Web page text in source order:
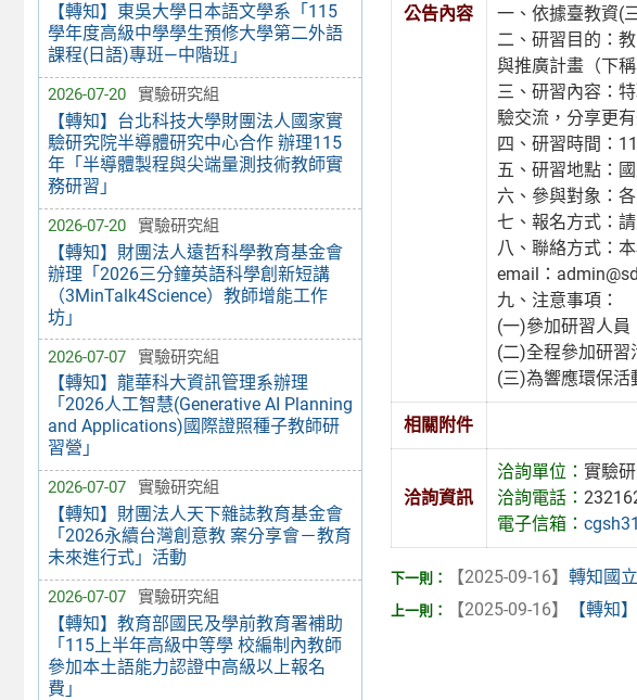
【轉知】東吳大學日本語文學系「115
學年度高級中學學生預修大學第二外語
課程(日語)專班—中階班」
2026-07-20 實驗研究組
【轉知】台北科技大學財團法人國家實
驗研究院半導體研究中心合作 辦理115
年「半導體製程與尖端量測技術教師實
務研習」
2026-07-20 實驗研究組
【轉知】財團法人遠哲科學教育基金會
辦理「2026三分鐘英語科學創新短講
（3MinTalk4Science）教師增能工作
坊」
2026-07-07 實驗研究組
【轉知】龍華科大資訊管理系辦理
「2026人工智慧(Generative AI Planning
and Applications)國際證照種子教師研
習營」
2026-07-07 實驗研究組
【轉知】財團法人天下雜誌教育基金會
「2026永續台灣創意教 案分享會－教育
未來進行式」活動
2026-07-07 實驗研究組
【轉知】教育部國民及學前教育署補助
「115上半年高級中等學 校編制內教師
參加本土語能力認證中高級以上報名
費」
公告內容
一、依據臺教資(
二、研習目的：
與推廣計畫（下
三、研習內容：
驗交流，分享更
四、研習時間：
五、研習地點：
六、參與對象：
七、報名方式：
八、聯絡方式：
email：
九、注意事項：
(一)參加研習人員
(二)全程參加研習
(三)為響應環保活
相關附件
洽詢資訊
洽詢單位：實驗
洽詢電話：
電子信箱：
【2025-09-16】 轉知國
【2025-09-16】
【轉知